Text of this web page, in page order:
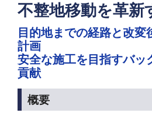
不整地移動を革新
目的地までの経路と改変
計画
安全な施工を目指すバッ
貢献
概要